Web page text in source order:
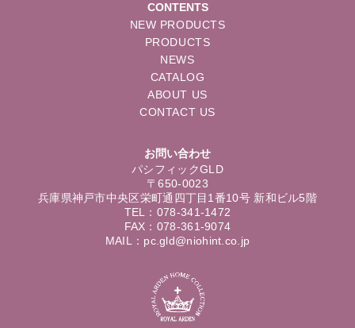
CONTENTS
NEW PRODUCTS
PRODUCTS
NEWS
CATALOG
ABOUT US
CONTACT US
お問い合わせ
パシフィックGLD
〒650-0023
兵庫県神戸市中央区栄町通四丁目1番10号 新和ビル5階
TEL：078-341-1472
FAX：078-361-9074
MAIL：pc.gld@niohint.co.jp